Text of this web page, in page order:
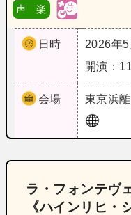
声 楽
日時
2026年5
開演：
会場 東京浜
ラ・フォンテヴ
《ハインリヒ・